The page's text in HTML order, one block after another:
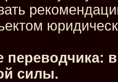
переводчика:
силы.